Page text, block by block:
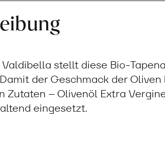
stellt diese Bio-
der Geschmack der
Zutaten – Olivenöl Extra
eingesetzt.